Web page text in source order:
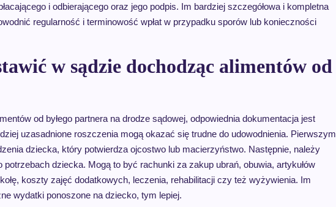
i odbierającego oraz jego podpis. Im bardziej szczegółowa i kompletna
regularność i terminowość wpłat w przypadku sporów lub konieczności
w sądzie dochodząc alimentów od
od byłego partnera na drodze sądowej, odpowiednia dokumentacja jest
uzasadnione roszczenia mogą okazać się trudne do udowodnienia. Pierwszym
dziecka, który potwierdza ojcostwo lub macierzyństwo. Następnie, należy
dziecka. Mogą to być rachunki za zakup ubrań, obuwia, artykułów
koszty zajęć dodatkowych, leczenia, rehabilitacji czy też wyżywienia. Im
wydatki ponoszone na dziecko, tym lepiej.